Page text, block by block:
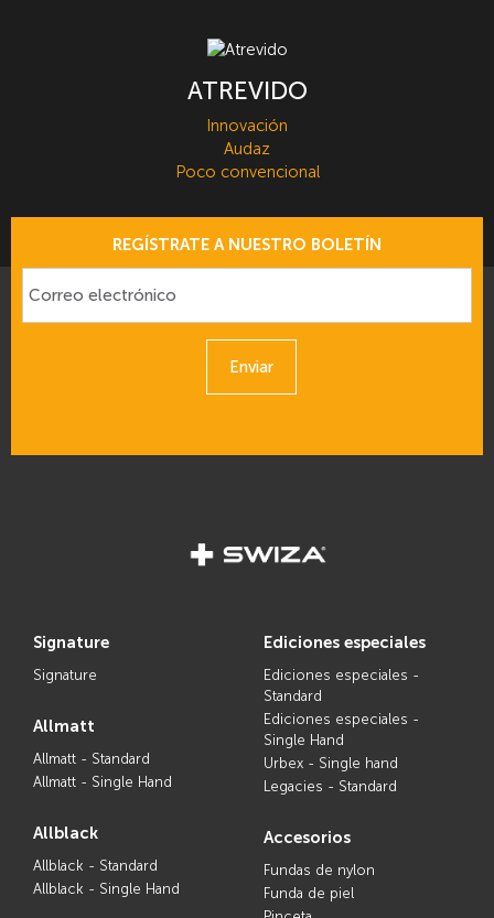
ATREVIDO
Innovación
Audaz
Poco convencional
REGÍSTRATE A NUESTRO BOLETÍN
Enviar
signature
Signature
allmatt
Allmatt - Standard
Allmatt - Single Hand
allblack
Allblack - Standard
Allblack - Single Hand
ediciones especiales
Ediciones especiales -
Standard
Ediciones especiales -
Single Hand
Urbex - Single hand
Legacies - Standard
accesorios
Fundas de nylon
Funda de piel